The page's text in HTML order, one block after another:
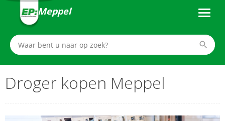
Meppel
Droger kopen Meppel